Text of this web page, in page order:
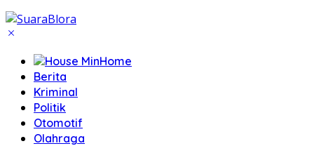
Home
Berita
Kriminal
Politik
Otomotif
Olahraga